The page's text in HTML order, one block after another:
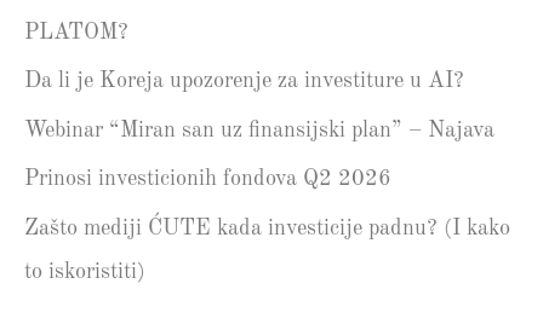
PLATOM?
Da li je Koreja upozorenje za investiture u AI?
Webinar “Miran san uz finansijski plan” – Najava
Prinosi investicionih fondova Q2 2026
Zašto mediji ĆUTE kada investicije padnu? (I kako
to iskoristiti)